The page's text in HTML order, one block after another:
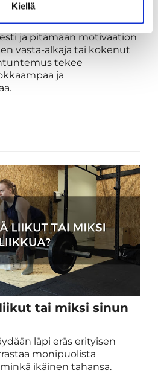
Kiellä
trainer eli PT voi auttaa
tavoitteesi nopeammin,
ja pitämään motivaation
vasta-alkaja tai kokenut
tekee
ja
tai miksi sinun
läpi eräs erityisen
monipuolista
ikäinen tahansa.